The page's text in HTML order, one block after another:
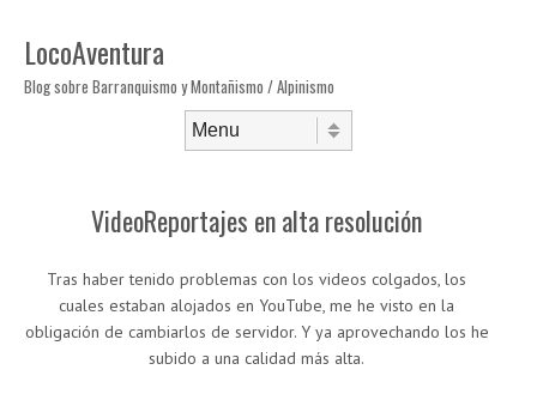
LocoAventura
Blog sobre Barranquismo y Montañismo / Alpinismo
VideoReportajes en alta resolución
Tras haber tenido problemas con los videos colgados, los
cuales estaban alojados en YouTube, me he visto en la
obligación de cambiarlos de servidor. Y ya aprovechando los he
subido a una calidad más alta.